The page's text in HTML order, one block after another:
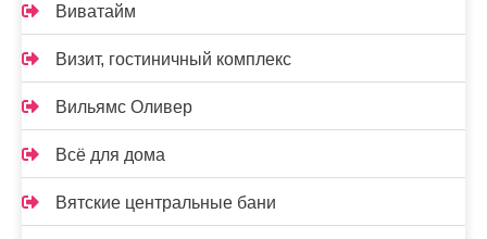
Виватайм
Визит, гостиничный комплекс
Вильямс Оливер
Всё для дома
Вятские центральные бани